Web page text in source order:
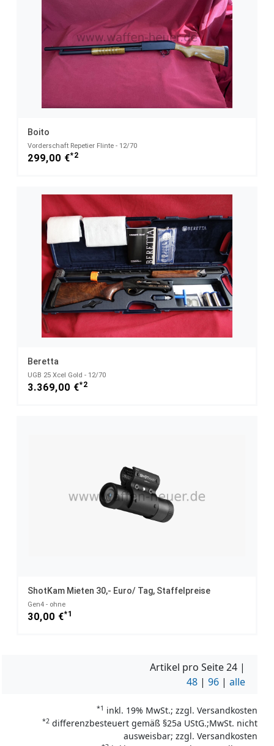
Boito
Vorderschaft Repetier Flinte - 12/70
299,00 €*2
Beretta
UGB 25 Xcel Gold - 12/70
3.369,00 €*2
ShotKam Mieten 30,- Euro/ Tag, Staffelpreise
Gen4 - ohne
30,00 €*1
Artikel pro Seite24 |
48 | 96 | alle
*1 inkl. 19% MwSt.; zzgl. Versandkosten
*2 differenzbesteuert gemäß §25a UStG.;MwSt. nicht
ausweisbar; zzgl. Versandkosten